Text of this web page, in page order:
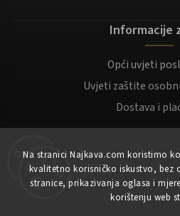
Na stranici Najkava.com koristimo
kvalitetno korisničko iskustvo, bez
stranice, prikazivanja oglasa i
korištenju web
Informacije
Opći uvjeti
Uvjeti zaštite
Dostava i
Moj